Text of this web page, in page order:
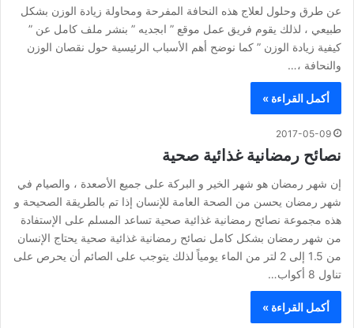
عن طرق وحلول لعلاج هذه النحافة المفرحة ومحاولة زيادة الوزن بشكل
طبيعي ، لذلك يقوم فريق عمل موقع ” ابجديه ” بنشر ملف كامل عن ”
كيفية زيادة الوزن ” كما نوضح أهم الأسباب الرئيسية حول نقصان الوزن
والنحافة ،…
أكمل القراءة »
2017-05-09
نصائح رمضانية غذائية صحية
إن شهر رمضان هو شهر الخير و البركة على جميع الأصعدة ، والصيام في
شهر رمضان يحسن من الصحة العامة للإنسان إذا تم بالطريقة الصحيحة و
هذه مجموعة نصائح رمضانية غذائية صحية تساعد المسلم على الإستفادة
من شهر رمضان بشكل كامل نصائح رمضانية غذائية صحية يحتاج الإنسان
من 1.5 إلى 2 لتر من الماء يومياً لذلك يتوجب على الصائم أن يحرص على
تناول 8 أكواب…
أكمل القراءة »